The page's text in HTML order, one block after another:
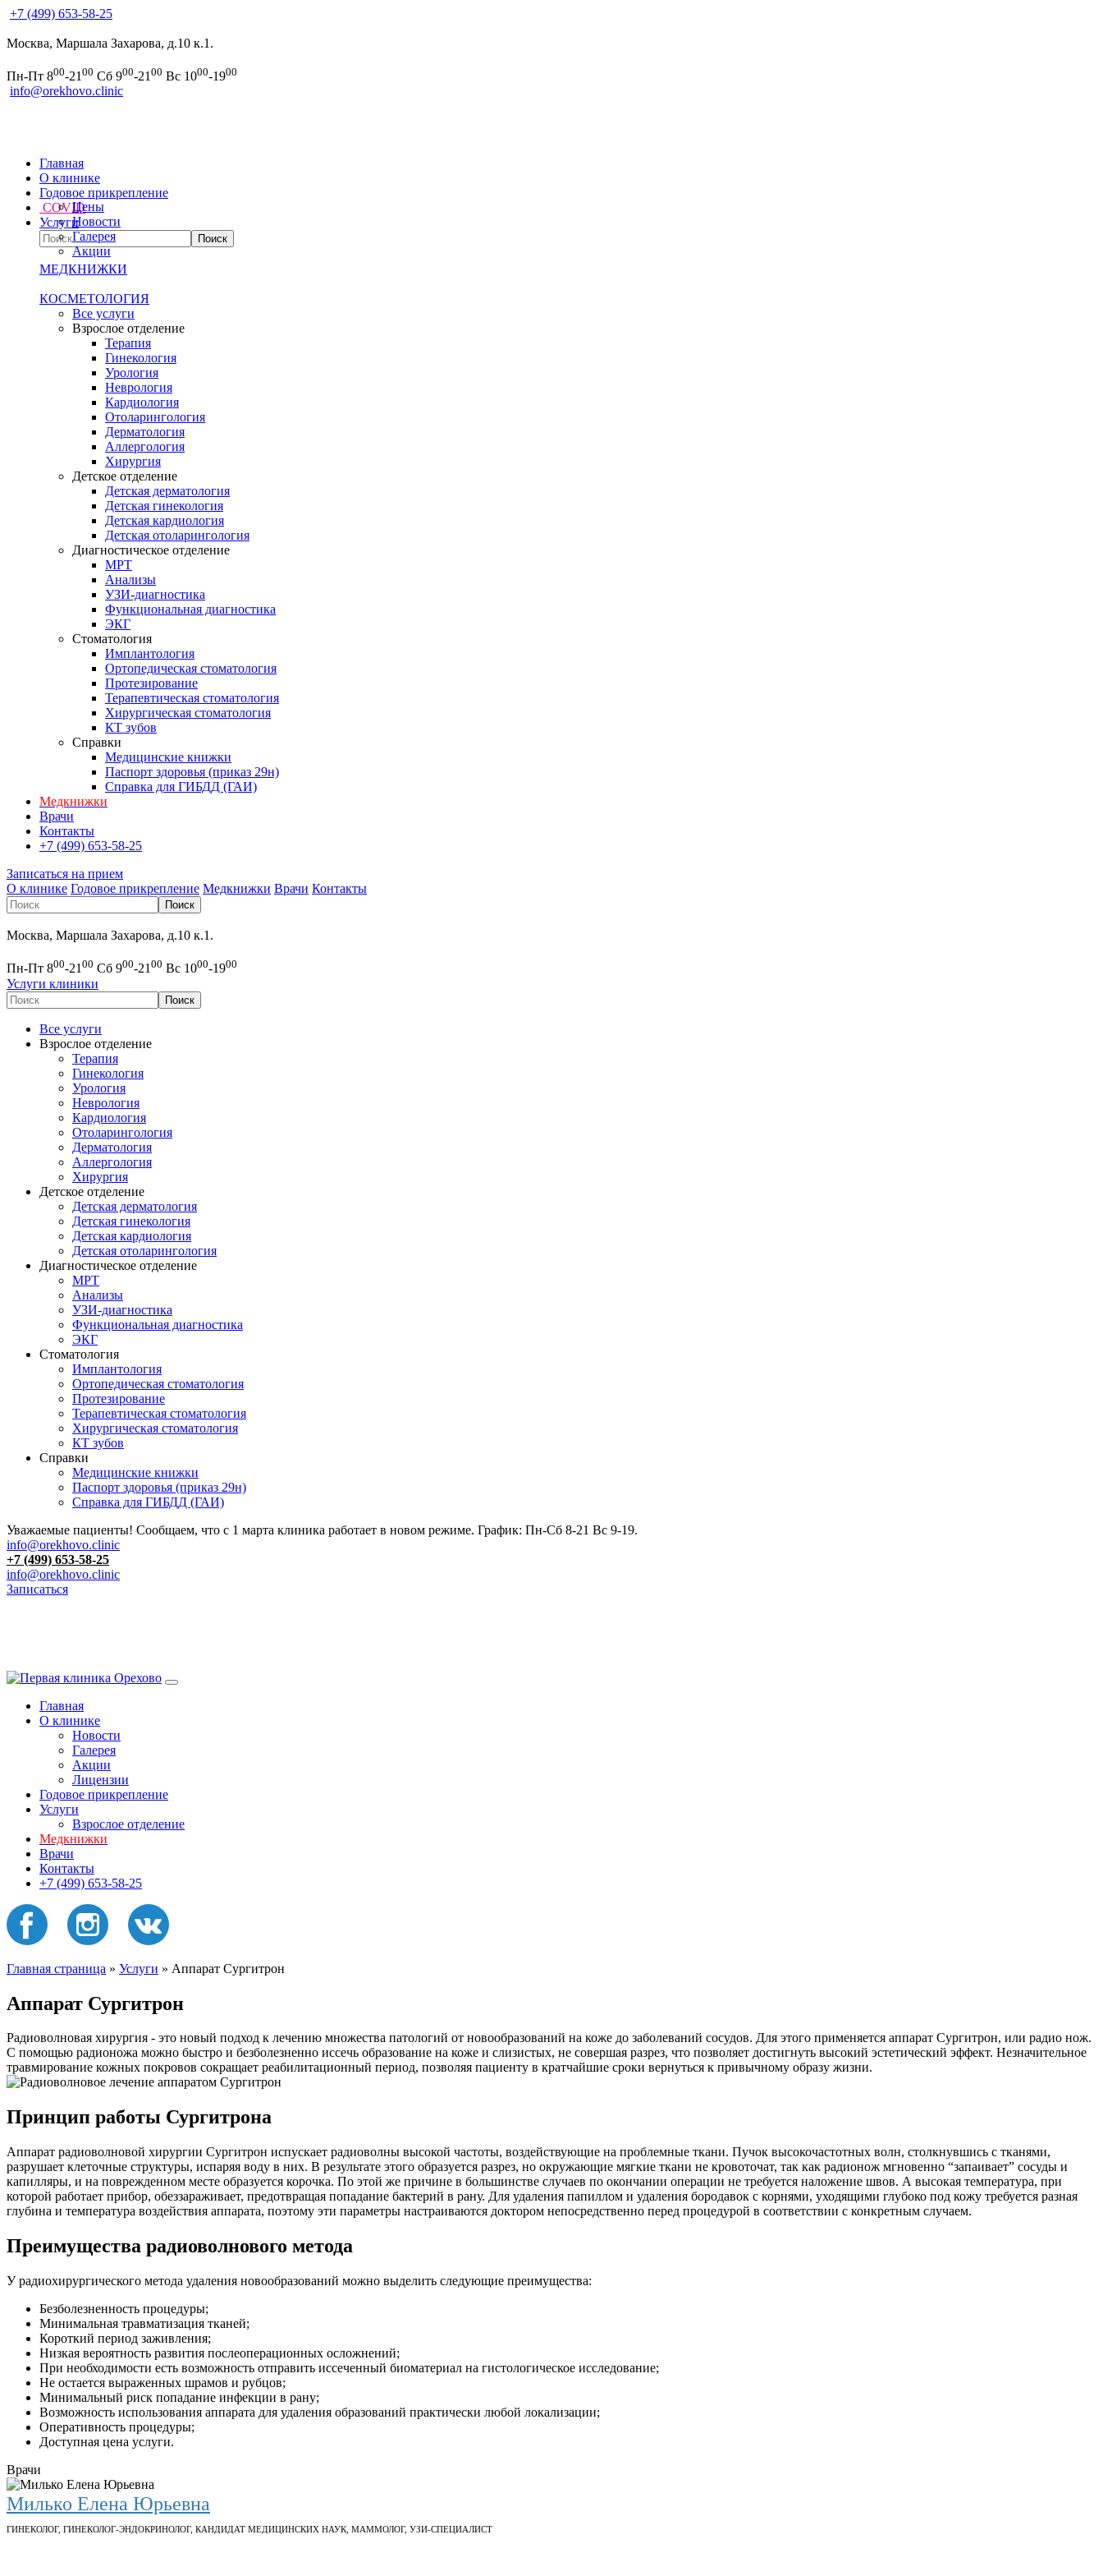
+7 (499) 653-58-25
Москва, Маршала Захарова, д.10 к.1.
Пн-Пт 800-21 00 Сб 900-21 00 Вс 1000-1900
info@orekhovo.clinic
Главная
О клинике
Цены
Новости
Галерея
Акции
Годовое прикрепление
COVID
Услуги
МЕДКНИЖКИ
КОСМЕТОЛОГИЯ
Все услуги
Взрослое отделение
Терапия
Гинекология
Урология
Неврология
Кардиология
Отоларингология
Дерматология
Аллергология
Хирургия
Детское отделение
Детская дерматология
Детская гинекология
Детская кардиология
Детская отоларингология
Диагностическое отделение
МРТ
Анализы
УЗИ-диагностика
Функциональная диагностика
ЭКГ
Стоматология
Имплантология
Ортопедическая стоматология
Протезирование
Терапевтическая стоматология
Хирургическая стоматология
КТ зубов
Справки
Медицинские книжки
Паспорт здоровья (приказ 29н)
Справка для ГИБДД (ГАИ)
Медкнижки
Врачи
Контакты
+7 (499) 653-58-25
Записаться на прием
О клинике Годовое прикрепление Медкнижки Врачи Контакты
Москва, Маршала Захарова, д.10 к.1.
Пн-Пт 800-2100 Сб 900-2100 Вс 1000-1900
Услуги клиники
Все услуги
Взрослое отделение
Терапия
Гинекология
Урология
Неврология
Кардиология
Отоларингология
Дерматология
Аллергология
Хирургия
Детское отделение
Детская дерматология
Детская гинекология
Детская кардиология
Детская отоларингология
Диагностическое отделение
МРТ
Анализы
УЗИ-диагностика
Функциональная диагностика
ЭКГ
Стоматология
Имплантология
Ортопедическая стоматология
Протезирование
Терапевтическая стоматология
Хирургическая стоматология
КТ зубов
Справки
Медицинские книжки
Паспорт здоровья (приказ 29н)
Справка для ГИБДД (ГАИ)
Уважаемые пациенты! Сообщаем, что с 1 марта клиника работает в новом режиме. График: Пн-Сб 8-21 Вс 9-19.
info@orekhovo.clinic
+7 (499) 653-58-25
info@orekhovo.clinic
Записаться
Главная
О клинике
Новости
Галерея
Акции
Лицензии
Годовое прикрепление
Услуги
Взрослое отделение
Медкнижки
Врачи
Контакты
+7 (499) 653-58-25
Главная страница » Услуги » Аппарат Сургитрон
Аппарат Сургитрон
Радиоволновая хирургия - это новый подход к лечению множества патологий от новообразований на коже до заболеваний сосудов. Для этого применяется аппарат Сургитрон, или радио нож.
С помощью радионожа можно быстро и безболезненно иссечь образование на коже и слизистых, не совершая разрез, что позволяет достигнуть высокий эстетический эффект. Незначительное
травмирование кожных покровов сокращает реабилитационный период, позволяя пациенту в кратчайшие сроки вернуться к привычному образу жизни.
Принцип работы Сургитрона
Аппарат радиоволновой хирургии Сургитрон испускает радиоволны высокой частоты, воздействующие на проблемные ткани. Пучок высокочастотных волн, столкнувшись с тканями,
разрушает клеточные структуры, испаряя воду в них. В результате этого образуется разрез, но окружающие мягкие ткани не кровоточат, так как радионож мгновенно “запаивает” сосуды и
капилляры, и на поврежденном месте образуется корочка. По этой же причине в большинстве случаев по окончании операции не требуется наложение швов. А высокая температура, при
которой работает прибор, обеззараживает, предотвращая попадание бактерий в рану. Для удаления папиллом и удаления бородавок с корнями, уходящими глубоко под кожу требуется разная
глубина и температура воздействия аппарата, поэтому эти параметры настраиваются доктором непосредственно перед процедурой в соответствии с конкретным случаем.
Преимущества радиоволнового метода
У радиохирургического метода удаления новообразований можно выделить следующие преимущества:
Безболезненность процедуры;
Минимальная травматизация тканей;
Короткий период заживления;
Низкая вероятность развития послеоперационных осложнений;
При необходимости есть возможность отправить иссеченный биоматериал на гистологическое исследование;
Не остается выраженных шрамов и рубцов;
Минимальный риск попадание инфекции в рану;
Возможность использования аппарата для удаления образований практически любой локализации;
Оперативность процедуры;
Доступная цена услуги.
Врачи
Милько Елена Юрьевна
ГИНЕКОЛОГ, ГИНЕКОЛОГ-ЭНДОКРИНОЛОГ, КАНДИДАТ МЕДИЦИНСКИХ НАУК МАММОЛОГ, УЗИ-СПЕЦИАЛИСТ